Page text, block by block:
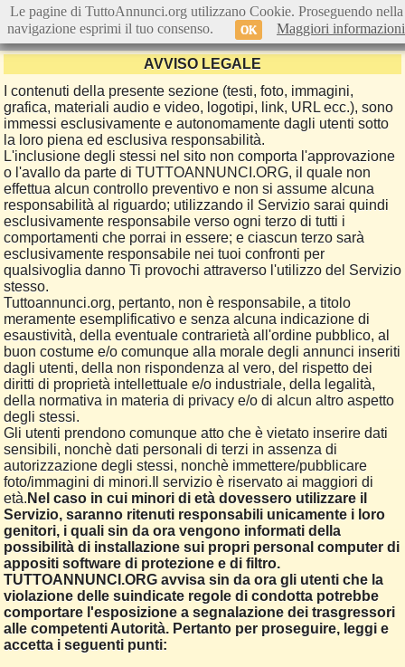
AVVISO LEGALE
I contenuti della presente sezione (testi, foto, immagini,
grafica, materiali audio e video, logotipi, link, URL ecc.), sono
immessi esclusivamente e autonomamente dagli utenti sotto
la loro piena ed esclusiva responsabilità.
L'inclusione degli stessi nel sito non comporta l'approvazione
o l'avallo da parte di TUTTOANNUNCI.ORG, il quale non
effettua alcun controllo preventivo e non si assume alcuna
responsabilità al riguardo; utilizzando il Servizio sarai quindi
esclusivamente responsabile verso ogni terzo di tutti i
comportamenti che porrai in essere; e ciascun terzo sarà
esclusivamente responsabile nei tuoi confronti per
qualsivoglia danno Ti provochi attraverso l'utilizzo del Servizio
stesso.
Tuttoannunci.org, pertanto, non è responsabile, a titolo
meramente esemplificativo e senza alcuna indicazione di
esaustività, della eventuale contrarietà all'ordine pubblico, al
buon costume e/o comunque alla morale degli annunci inseriti
dagli utenti, della non rispondenza al vero, del rispetto dei
diritti di proprietà intellettuale e/o industriale, della legalità,
della normativa in materia di privacy e/o di alcun altro aspetto
degli stessi.
Gli utenti prendono comunque atto che è vietato inserire dati
sensibili, nonchè dati personali di terzi in assenza di
autorizzazione degli stessi, nonchè immettere/pubblicare
foto/immagini di minori.Il servizio è riservato ai maggiori di
età. Nel caso in cui minori di età dovessero utilizzare il
Servizio, saranno ritenuti responsabili unicamente i loro
genitori, i quali sin da ora vengono informati della
possibilità di installazione sui propri personal computer di
appositi software di protezione e di filtro.
TUTTOANNUNCI.ORG avvisa sin da ora gli utenti che la
violazione delle suindicate regole di condotta potrebbe
comportare l'esposizione a segnalazione dei trasgressori
alle competenti Autorità. Pertanto per proseguire, leggi e
accetta i seguenti punti:
Le pagine di TuttoAnnunci.org utilizzano Cookie. Proseguendo nella
navigazione esprimi il tuo consenso.
OK Maggiori informazioni